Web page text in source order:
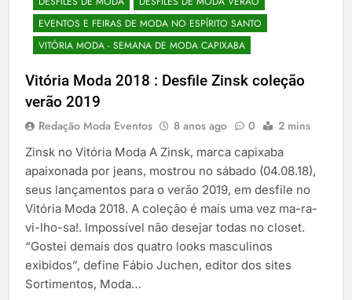
EVENTOS E FEIRAS DE MODA NO ESPÍRITO SANTO
VITÓRIA MODA - SEMANA DE MODA CAPIXABA
Vitória Moda 2018 : Desfile Zinsk coleção
verão 2019
Redação Moda Eventos 8 anos ago 0 2 mins
Zinsk no Vitória Moda A Zinsk, marca capixaba
apaixonada por jeans, mostrou no sábado (04.08.18),
seus lançamentos para o verão 2019, em desfile no
Vitória Moda 2018. A coleção é mais uma vez ma-ra-
vi-lho-sa!. Impossível não desejar todas no closet.
“Gostei demais dos quatro looks masculinos
exibidos”, define Fábio Juchen, editor dos sites
Sortimentos, Moda…